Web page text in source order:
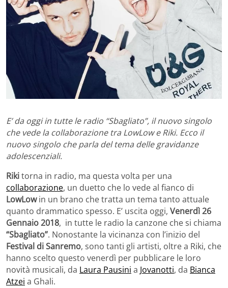
E’ da oggi in tutte le radio “Sbagliato”, il nuovo singolo
che vede la collaborazione tra LowLow e Riki. Ecco il
nuovo singolo che parla del tema delle gravidanze
adolescenziali.
Rikitorna in radio, ma questa volta per una
collaborazione, un duetto che lo vede al fianco di
LowLowin un brano che tratta un tema tanto attuale
quanto drammatico spesso. E’ uscita oggi, Venerdì 26
Gennaio 2018, in tutte le radio la canzone che si chiama
“Sbagliato”. Nonostante la vicinanza con l’inizio del
Festival di Sanremo, sono tanti gli artisti, oltre a Riki, che
hanno scelto questo venerdì per pubblicare le loro
novità musicali, da Laura Pausini a Jovanotti, da Bianca
Atzei a Ghali.